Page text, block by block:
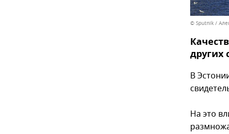
© Sputnik /
других
В
На это